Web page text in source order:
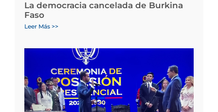
La democracia cancelada de Burkina
Faso
Leer Más >>